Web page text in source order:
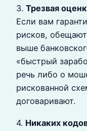
3. Трезвая
Если вам
рисков,
выше
«быстрый
речь либо о
рискованной
договаривают.
4. Никаких